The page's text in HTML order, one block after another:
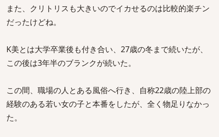
また、クリトリスも大きいのでイカせるのは比較的楽チン
だったけどね。
K美とは大学卒業後も付き合い、27歳の冬まで続いたが、
この後は3年半のブランクが続いた。
この間、職場の人とある風俗へ行き、自称22歳の陸上部の
経験のある若い女の子と本番をしたが、全く物足りなかっ
た。